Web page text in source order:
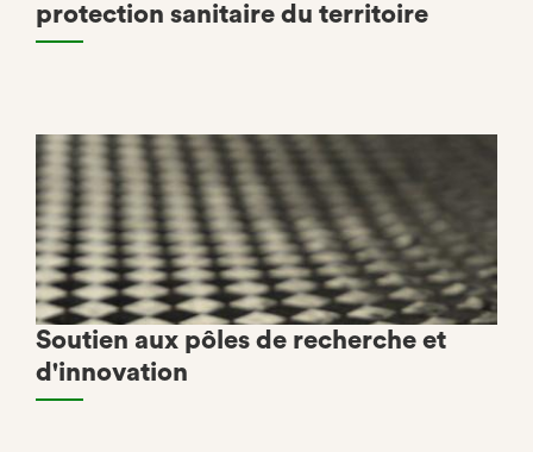
protection sanitaire du territoire
Soutien aux pôles de recherche et
d'innovation